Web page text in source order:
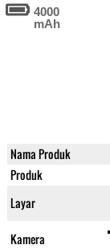
4000
mAh
Nama Produk
Produk
Layar
Kamera